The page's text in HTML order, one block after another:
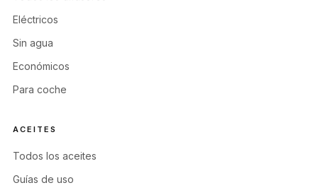
Eléctricos
Sin agua
Económicos
Para coche
ACEITES
Todos los aceites
Guías de uso